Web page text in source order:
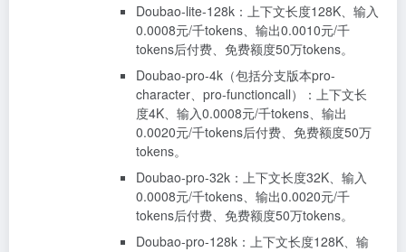
Doubao-lite-128k：上下文长度128K、输入
0.0008元/千tokens、输出0.0010元/千
tokens后付费、免费额度50万tokens。
Doubao-pro-4k（包括分支版本pro-
character、pro-functioncall）：上下文长
度4K、输入0.0008元/千tokens、输出
0.0020元/千tokens后付费、免费额度50万
tokens。
Doubao-pro-32k：上下文长度32K、输入
0.0008元/千tokens、输出0.0020元/千
tokens后付费、免费额度50万tokens。
Doubao-pro-128k：上下文长度128K、输